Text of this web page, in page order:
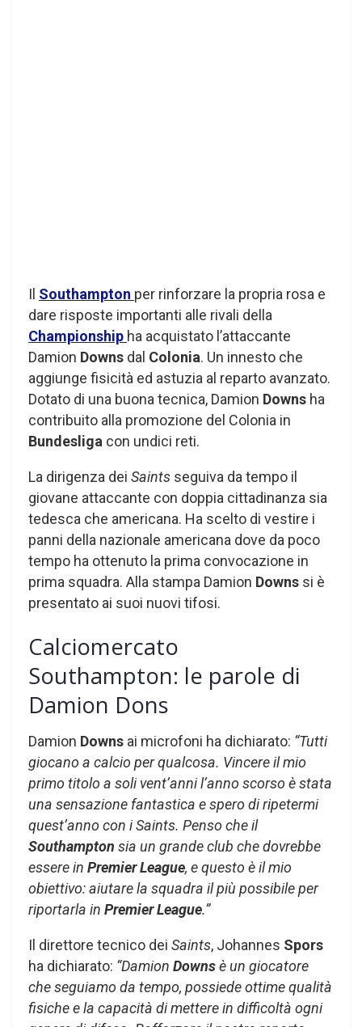
Il Southampton per rinforzare la propria rosa e
dare risposte importanti alle rivali della
Championship ha acquistato l’attaccante
Damion Downs dal Colonia. Un innesto che
aggiunge fisicità ed astuzia al reparto avanzato.
Dotato di una buona tecnica, Damion Downs ha
contribuito alla promozione del Colonia in
Bundesliga con undici reti.
La dirigenza dei Saints seguiva da tempo il
giovane attaccante con doppia cittadinanza sia
tedesca che americana. Ha scelto di vestire i
panni della nazionale americana dove da poco
tempo ha ottenuto la prima convocazione in
prima squadra. Alla stampa Damion Downs si è
presentato ai suoi nuovi tifosi.
Calciomercato
Southampton: le parole di
Damion Dons
Damion Downs ai microfoni ha dichiarato: “Tutti
giocano a calcio per qualcosa. Vincere il mio
primo titolo a soli vent’anni l’anno scorso è stata
una sensazione fantastica e spero di ripetermi
quest’anno con i Saints. Penso che il
Southampton sia un grande club che dovrebbe
essere in Premier League, e questo è il mio
obiettivo: aiutare la squadra il più possibile per
riportarla in Premier League.”
Il direttore tecnico dei Saints, Johannes Spors
ha dichiarato: “Damion Downsè un giocatore
che seguiamo da tempo, possiede ottime qualità
fisiche e la capacità di mettere in difficoltà ogni